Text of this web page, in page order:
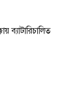
ব্যাটারিচালিত